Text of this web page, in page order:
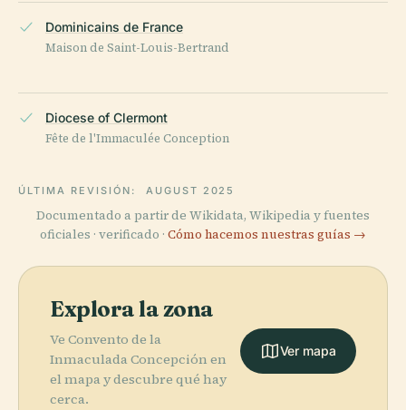
Dominicains de France
Maison de Saint-Louis-Bertrand
Diocese of Clermont
Fête de l'Immaculée Conception
ÚLTIMA REVISIÓN: AUGUST 2025
Documentado a partir de Wikidata, Wikipedia y fuentes
oficiales · verificado · Cómo hacemos nuestras guías →
Explora la zona
Ve Convento de la
Inmaculada Concepción en
el mapa y descubre qué hay
cerca.
Ver mapa